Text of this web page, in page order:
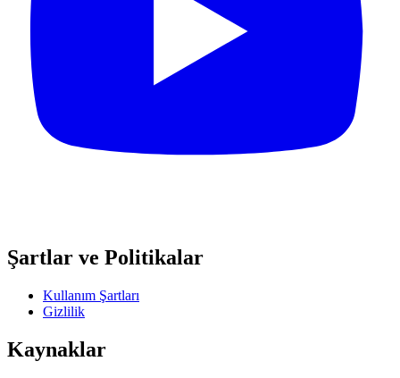
Şartlar ve Politikalar
Kullanım Şartları
Gizlilik
Kaynaklar